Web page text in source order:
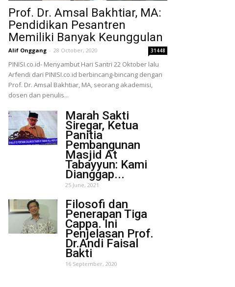
Prof. Dr. Amsal Bakhtiar, MA:
Pendidikan Pesantren
Memiliki Banyak Keunggulan
Alif Onggang - 28 October, 2020 31448
PINISI.co.id- Menyambut Hari Santri 22 Oktober lalu
Arfendi dari PINISI.co.id berbincang-bincang dengan
Prof. Dr. Amsal Bakhtiar, MA, seorang akademisi,
dosen dan penulis...
Marah Sakti
Siregar, Ketua
Panitia
Pembangunan
Masjid At
Tabayyun: Kami
Dianggap...
25 June, 2021
Filosofi dan
Penerapan Tiga
Cappa. Ini
Penjelasan Prof.
Dr.Andi Faisal
Bakti
16 September, 2020